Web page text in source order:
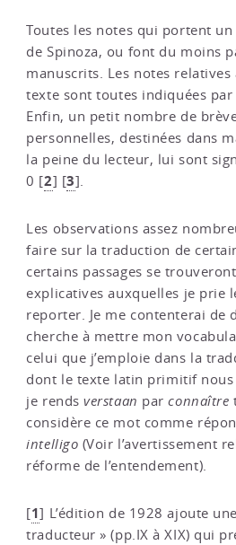
Toutes les notes qui portent
de Spinoza, ou font du moins
manuscrits. Les notes relatives
texte sont toutes indiquées par
Enfin, un petit nombre de
personnelles, destinées dans
la peine du lecteur, lui sont
0 [2] [3]
Les observations assez
faire sur la traduction de
certains passages se
explicatives auxquelles je prie
reporter. Je me contenterai de
cherche à mettre mon
celui que j’emploie dans la
dont le texte latin primitif nous
je rendsverstaan parconnaître
considère ce mot comme
intelligo (Voir l’avertissement
réforme de l’entendement).
[1] L’édition de 1928 ajoute
traducteur » (pp.IX à XIX) qui